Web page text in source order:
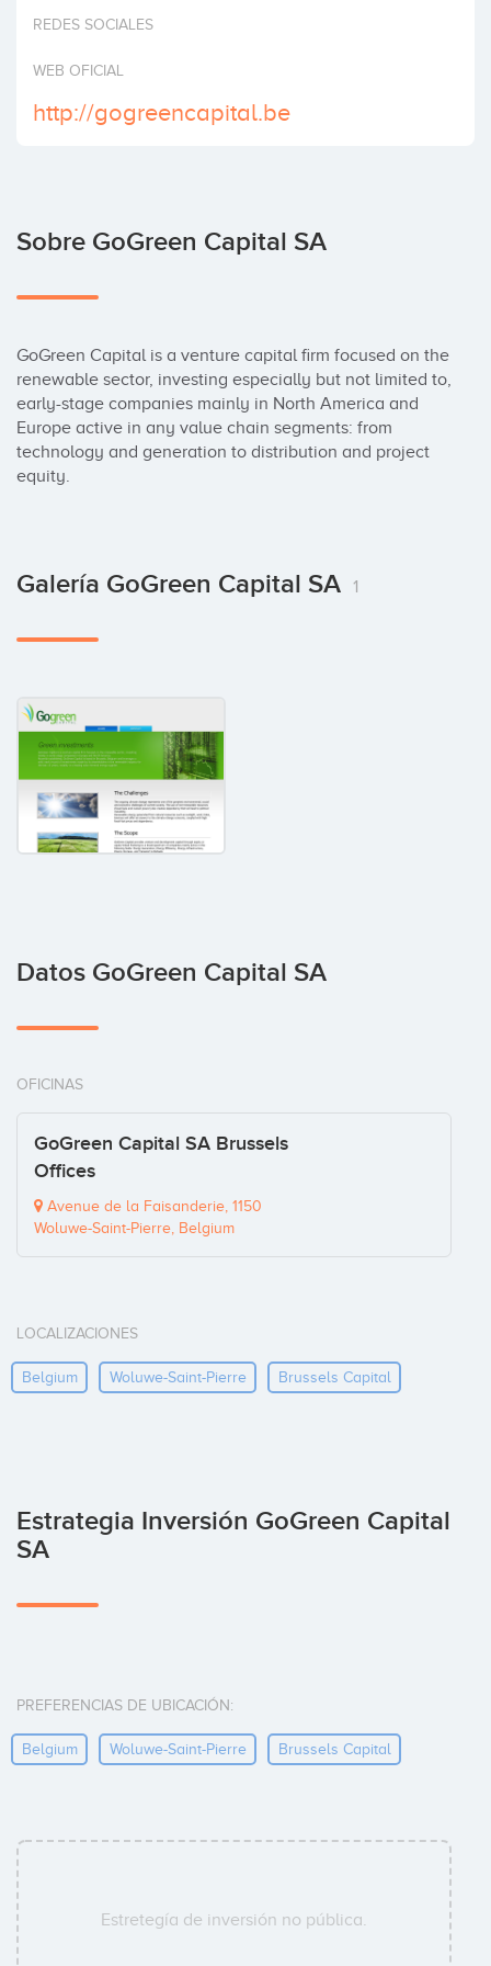
Invertir
REDES SOCIALES
WEB OFICIAL
http://gogreencapital.be
Sobre GoGreen Capital SA
GoGreen Capital is a venture capital firm focused on the
renewable sector, investing especially but not limited to,
early-stage companies mainly in North America and
Europe active in any value chain segments: from
technology and generation to distribution and project
equity.
Galería GoGreen Capital SA 1
Datos GoGreen Capital SA
OFICINAS
GoGreen Capital SA Brussels
Offices
Avenue de la Faisanderie, 1150
Woluwe-Saint-Pierre, Belgium
LOCALIZACIONES
Belgium Woluwe-Saint-Pierre Brussels Capital
Estrategia Inversión GoGreen Capital
SA
PREFERENCIAS DE UBICACIÓN:
Belgium Woluwe-Saint-Pierre Brussels Capital
Estretegía de inversión no pública.